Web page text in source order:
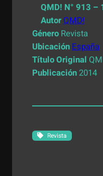
QMD! N° 913
Autor QMD!
Género Revista
Ubicación España
Título Original
Publicación 2014
Revista